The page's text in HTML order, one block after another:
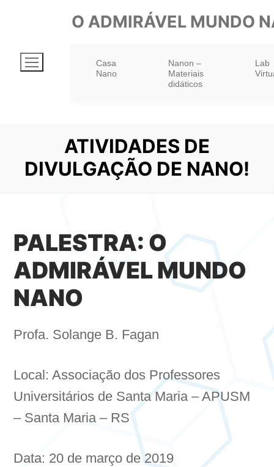
conteúdo
O ADMIRÁVEL MUNDO
Casa
Nano
Nanon –
Materiais
didáticos
Lab
ATIVIDADES DE
DIVULGAÇÃO DE NANO!
PALESTRA: O
ADMIRÁVEL MUNDO
NANO
Profa. Solange B. Fagan
Local: Associação dos Professores
Universitários de Santa Maria – APUSM
– Santa Maria – RS
Data: 20 de março de 2019